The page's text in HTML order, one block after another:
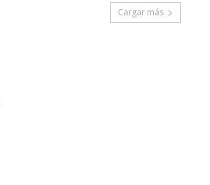
Cargar más